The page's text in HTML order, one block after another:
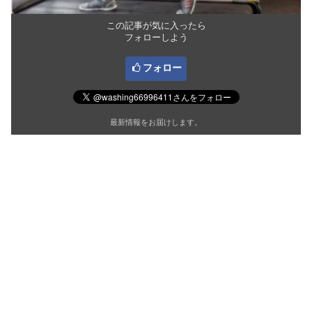
この記事が気に入ったら
フォローしよう
フォロー
最新情報をお届けします。